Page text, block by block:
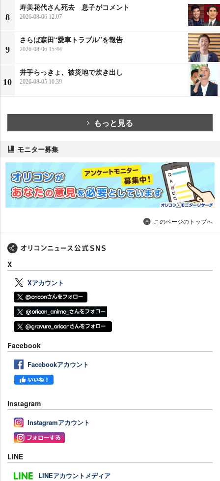
8
寿美花代さん死去 息子がコメント
2026-08-06 12:07
9
さらば森田“愛車トラブル”を報告
2026-08-06 15:44
10
井手らっきょ、被災地で炊き出し
2026-08-05 10:39
もっと見る
モニター募集
このページのトップへ
X
Xアカウント
Facebook
Facebookアカウント
Instagram
Instagramアカウント
LINE
LINEアカウントメディア